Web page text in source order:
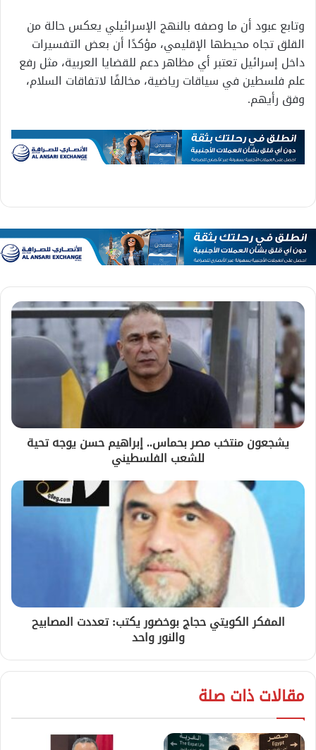
وتابع عبود أن ما وصفه بالنهج الإسرائيلي يعكس حالة من
القلق تجاه محيطها الإقليمي، مؤكدًا أن بعض التفسيرات
داخل إسرائيل تعتبر أي مظاهر دعم للقضايا العربية، مثل رفع
علم فلسطين في سياقات رياضية، مخالفًا لاتفاقات السلام،
وفق رأيهم.
يشجعون منتخب مصر بحماس.. إبراهيم حسن يوجه تحية
للشعب الفلسطيني
المفكر الكويتي حجاج بوخضور يكتب: تعددت المصابيح
والنور واحد
مقالات ذات صلة